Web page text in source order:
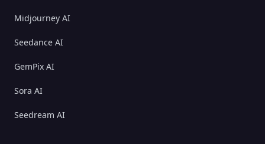
Midjourney AI
Seedance AI
GemPix AI
Sora AI
Seedream AI